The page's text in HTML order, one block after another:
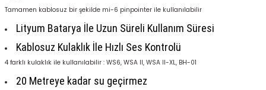
Tamamen kablosuz bir şekilde mi-6 pinpointer ile kullanılabilir
Lityum Batarya İle Uzun Süreli Kullanım Süresi
Kablosuz Kulaklık İle Hızlı Ses Kontrolü
4 farklı kulaklık ile kullanılabilir : WS6, WSA II, WSA II-XL, BH-01
20 Metreye kadar su geçirmez